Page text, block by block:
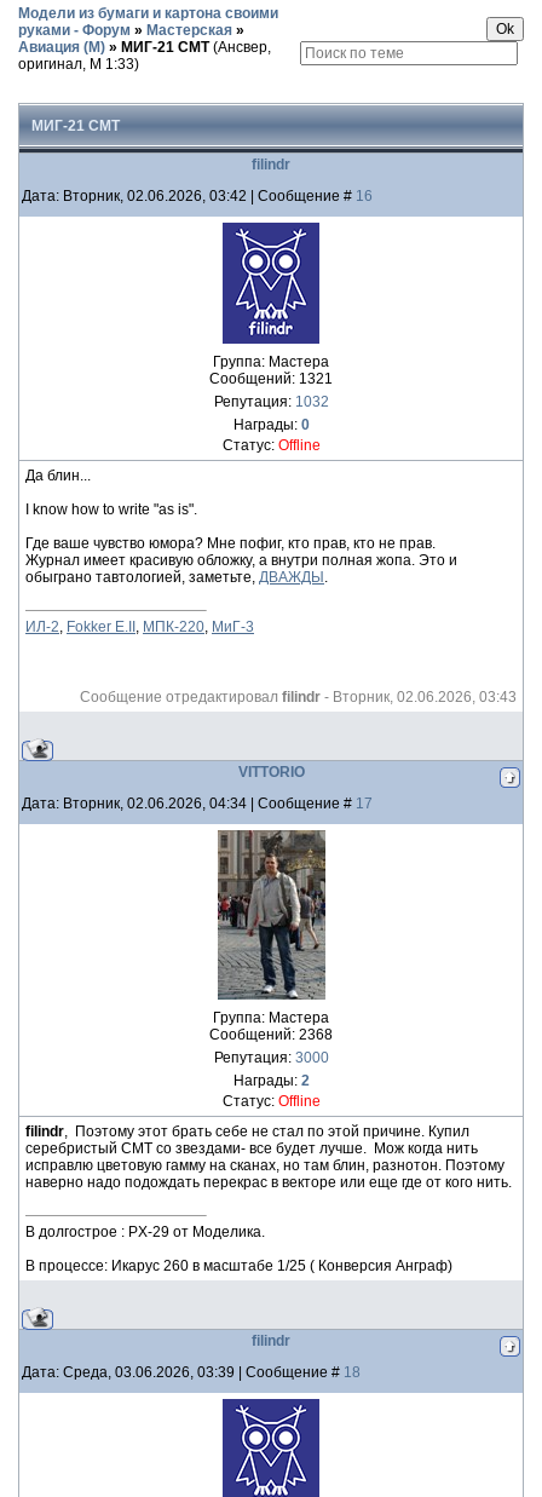
Модели из бумаги и картона своими
руками - Форум » Мастерская »
Авиация (М) » МИГ-21 СМТ (Ансвер,
оригинал, М 1:33)
МИГ-21 СМТ
filindr
Дата: Вторник, 02.06.2026, 03:42 | Сообщение # 16
Группа: Мастера
Сообщений: 1321
Репутация: 1032
Награды: 0
Статус: Offline
Да блин...
I know how to write "as is".
Где ваше чувство юмора? Мне пофиг, кто прав, кто не прав.
Журнал имеет красивую обложку, а внутри полная жопа. Это и
обыграно тавтологией, заметьте, ДВАЖДЫ .
ИЛ-2, Fokker E.II , МПК-220, МиГ-3
Сообщение отредактировал filindr - Вторник, 02.06.2026, 03:43
VITTORIO
Дата: Вторник, 02.06.2026, 04:34 | Сообщение # 17
Группа: Мастера
Сообщений: 2368
Репутация: 3000
Награды: 2
Статус: Offline
filindr, Поэтому этот брать себе не стал по этой причине. Купил
серебристый СМТ со звездами- все будет лучше. Мож когда нить
исправлю цветовую гамму на сканах, но там блин, разнотон. Поэтому
наверно надо подождать перекрас в векторе или еще где от кого нить.
В долгострое : PX-29 от Моделика.
В процессе: Икарус 260 в масштабе 1/25 ( Конверсия Анграф)
filindr
Дата: Среда, 03.06.2026, 03:39 | Сообщение # 18